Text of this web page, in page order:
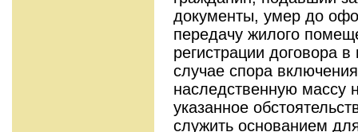
документы, умер до
передачу жилого
регистрации договора
случае спора
наследственную массу
указанное
служить основанием